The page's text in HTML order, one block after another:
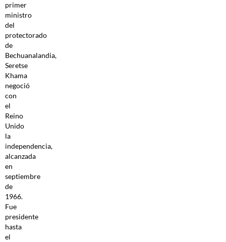
primer
ministro
del
protectorado
de
Bechuanalandia,
Seretse
Khama
negoció
con
el
Reino
Unido
la
independencia,
alcanzada
en
septiembre
de
1966.
Fue
presidente
hasta
el